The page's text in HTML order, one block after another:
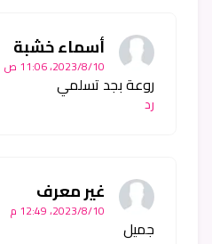
أسماء خشبة
10‏/8‏/2023، 11:06 ص
روعة بجد تسلمي
رد
غير معرف
10‏/8‏/2023، 12:49 م
جميل